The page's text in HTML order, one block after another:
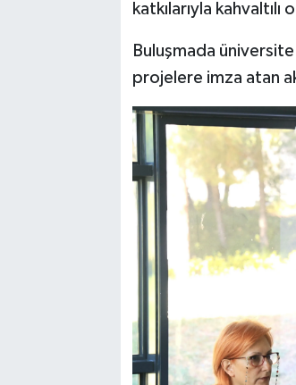
katkılarıyla
Buluşmada
projelere imza atan